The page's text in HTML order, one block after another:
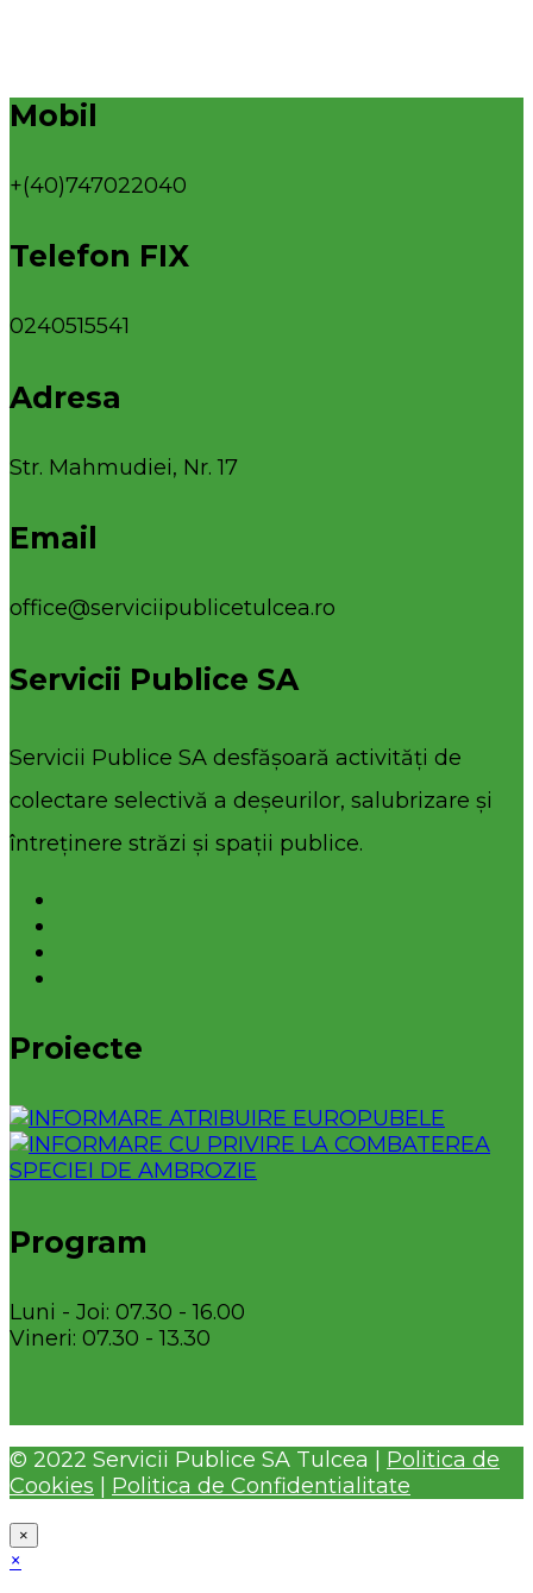
Mobil
+(40)747022040
Telefon FIX
0240515541
Adresa
Str. Mahmudiei, Nr. 17
Email
office@serviciipublicetulcea.ro
Servicii Publice SA
Servicii Publice SA desfășoară activități de
colectare selectivă a deșeurilor, salubrizare și
întreținere străzi și spații publice.
Proiecte
Program
Luni - Joi: 07.30 - 16.00
Vineri: 07.30 - 13.30
© 2022 Servicii Publice SA Tulcea | Politica de
Cookies
Politica de Confidentialitate
×
×